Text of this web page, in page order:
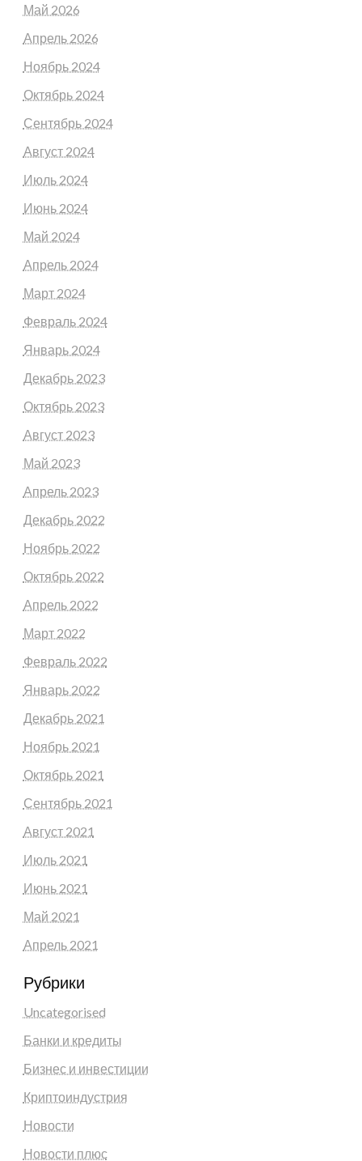
Май 2026
Апрель 2026
Ноябрь 2024
Октябрь 2024
Сентябрь 2024
Август 2024
Июль 2024
Июнь 2024
Май 2024
Апрель 2024
Март 2024
Февраль 2024
Январь 2024
Декабрь 2023
Октябрь 2023
Август 2023
Май 2023
Апрель 2023
Декабрь 2022
Ноябрь 2022
Октябрь 2022
Апрель 2022
Март 2022
Февраль 2022
Январь 2022
Декабрь 2021
Ноябрь 2021
Октябрь 2021
Сентябрь 2021
Август 2021
Июль 2021
Июнь 2021
Май 2021
Апрель 2021
Рубрики
Uncategorised
Банки и кредиты
Бизнес и инвестиции
Криптоиндустрия
Новости
Новости плюс